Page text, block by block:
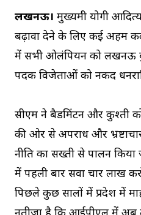
लखनऊ। मुख्यमंत्री योगी
बढ़ावा देने के लिए कई अहम
में सभी ओलंपियन को लखनऊ
पदक विजेताओं को नकद
सीएम ने बैडमिंटन और कुश्ती
की ओर से अपराध और
नीति का सख्ती से पालन किया
में पहली बार सवा चार लाख
पिछले कुछ सालों में प्रदेश में